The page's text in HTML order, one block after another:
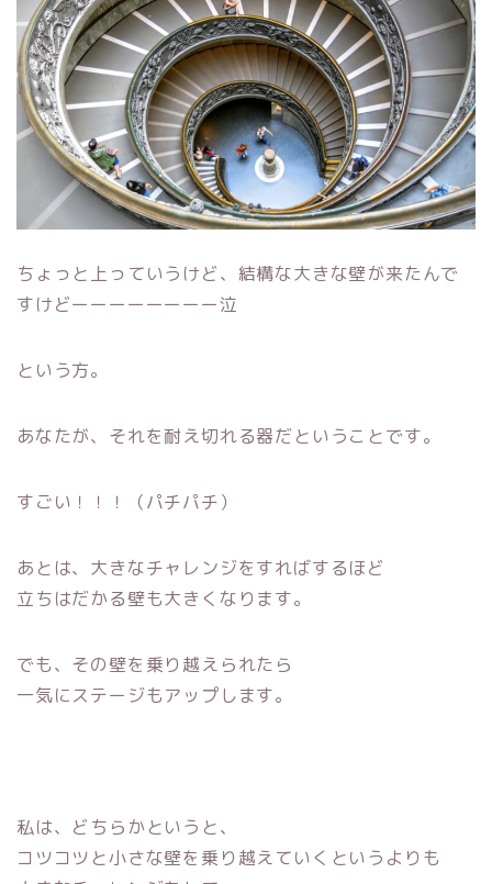
ちょっと上っていうけど、結構な大きな壁が来たんで
すけどーーーーーーーー泣
という方。
あなたが、それを耐え切れる器だということです。
すごい！！！（パチパチ）
あとは、大きなチャレンジをすればするほど
立ちはだかる壁も大きくなります。
でも、その壁を乗り越えられたら
一気にステージもアップします。
私は、どちらかというと、
コツコツと小さな壁を乗り越えていくというよりも